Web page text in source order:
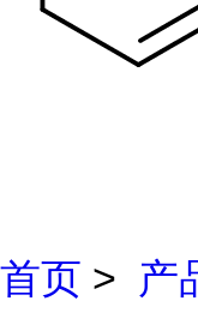
首页 > 产